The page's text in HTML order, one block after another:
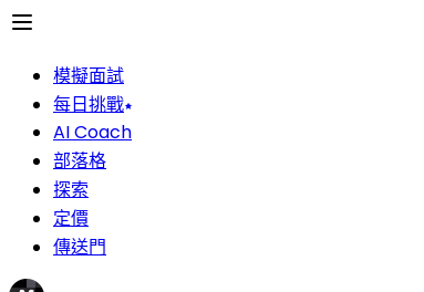
模擬面試
每日挑戰
AI Coach
部落格
探索
定價
傳送門